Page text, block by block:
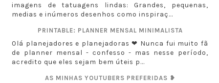
imagens de tatuagens lindas: Grandes, pequenas,
medias e inúmeros desenhos como inspiraç...
PRINTABLE: PLANNER MENSAL MINIMALISTA
Olá planejadores e planejadoras ❤ Nunca fui muito fã
de planner mensal - confesso - mas nesse período,
acredito que eles sejam bem úteis p...
AS MINHAS YOUTUBERS PREFERIDAS ❥